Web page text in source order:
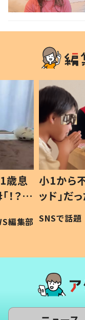
歳息
？」
編集部
小1から
ッド」だ
作り続
#令和の子
SNSで話題